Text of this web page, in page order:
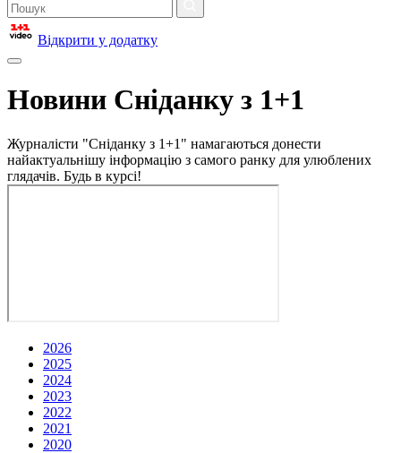
Відкрити у додатку
Новини Сніданку з 1+1
Журналісти "Сніданку з 1+1" намагаються донести
найактуальнішу інформацію з самого ранку для улюблених
глядачів. Будь в курсі!
2026
2025
2024
2023
2022
2021
2020